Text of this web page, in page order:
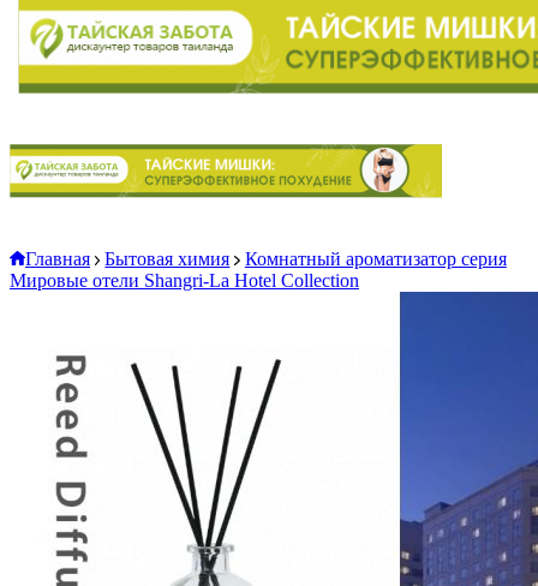
Главная Бытовая химия
Комнатный ароматизатор серия
Мировые отели Shangri-La Hotel Collection